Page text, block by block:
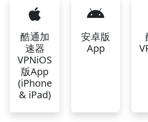
酷通加
速器
VPNiOS
版App
(iPhone
& iPad)
安卓版
App